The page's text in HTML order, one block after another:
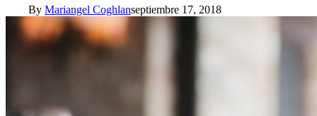
By Mariangel Coghlanseptiembre 17, 2018